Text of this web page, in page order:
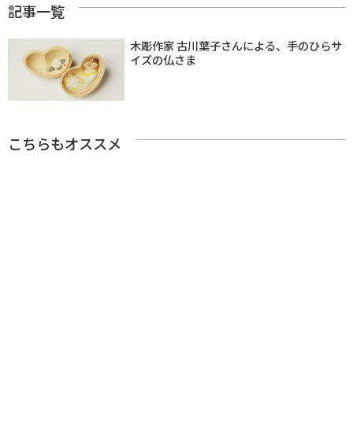
記事一覧
木彫作家 古川葉子さんによる、手のひらサ
イズの仏さま
こちらもオススメ